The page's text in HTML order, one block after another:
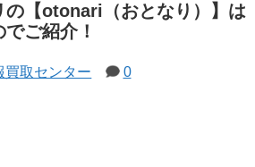
の【otonari（おとなり）】は
ご紹介！
買取センター 0